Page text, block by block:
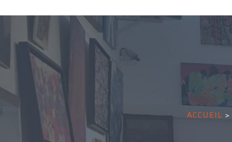
ACCUEIL >